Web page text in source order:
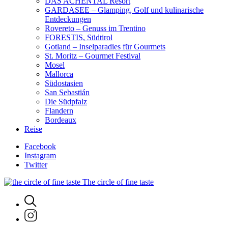
GARDASEE – Glamping, Golf und kulinarische
Entdeckungen
Rovereto – Genuss im Trentino
FORESTIS, Südtirol
Gotland – Inselparadies für Gourmets
St. Moritz – Gourmet Festival
Mosel
Mallorca
Südostasien
San Sebastián
Die Südpfalz
Flandern
Bordeaux
Reise
Facebook
Instagram
Twitter
The circle of fine taste